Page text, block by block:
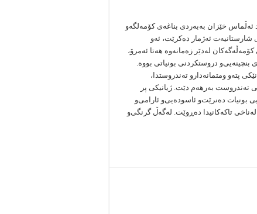
ئه‌ڵماس خێزان به‌به‌ردى بناغه‌ى كۆمه‌لگه‌و
شارستانیه‌ت ئه‌ژمار ده‌كرێت، ئه‌و
له‌دێر زه‌مانه‌وه‌ هه‌تا ئه‌مرۆ،
بنچینه‌یى‌و دروستكردنى بونیاتى بووه‌.
پته‌و ومتمانه‌دار‌و ته‌ندروستدا،
ته‌ندروست به‌رهه‌م دێت. ژیانیكى پر
بونیات ده‌نرێت‌و ئاسوده‌یى‌و ئارامى‌و
تاكه‌كانیدا ده‌ڕوێت. له‌گه‌ڵ گرنگى‌و